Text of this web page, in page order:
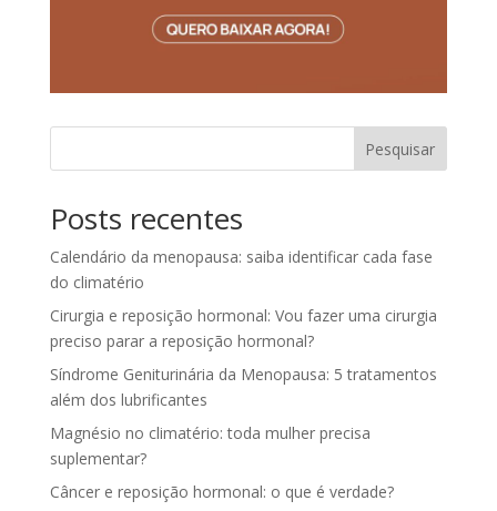
Pesquisar
Posts recentes
Calendário da menopausa: saiba identificar cada fase
do climatério
Cirurgia e reposição hormonal: Vou fazer uma cirurgia
preciso parar a reposição hormonal?
Síndrome Geniturinária da Menopausa: 5 tratamentos
além dos lubrificantes
Magnésio no climatério: toda mulher precisa
suplementar?
Câncer e reposição hormonal: o que é verdade?